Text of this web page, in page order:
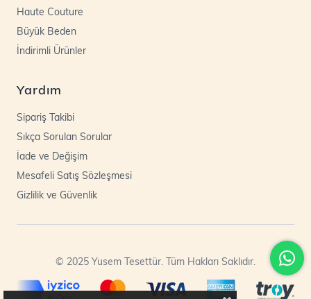
Haute Couture
Büyük Beden
İndirimli Ürünler
Yardım
Sipariş Takibi
Sıkça Sorulan Sorular
İade ve Değişim
Mesafeli Satış Sözleşmesi
Gizlilik ve Güvenlik
© 2025 Yusem Tesettür. Tüm Hakları Saklıdır.